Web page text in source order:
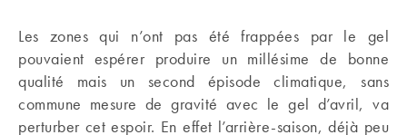
Les zones qui n’ont pas été frappées par le gel
pouvaient espérer produire un millésime de bonne
qualité mais un second épisode climatique, sans
commune mesure de gravité avec le gel d’avril, va
perturber cet espoir. En effet l’arrière-saison, déjà peu